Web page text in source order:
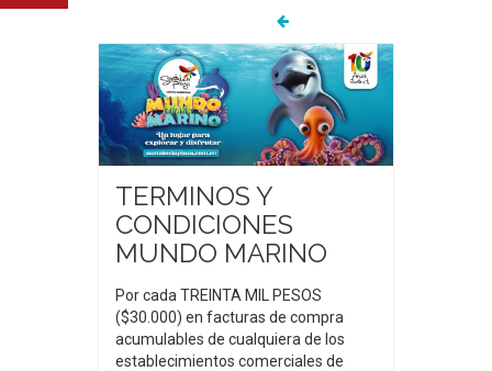
TERMINOS Y
CONDICIONES
MUNDO MARINO
Por cada TREINTA MIL PESOS
($30.000) en facturas de compra
acumulables de cualquiera de los
establecimientos comerciales de